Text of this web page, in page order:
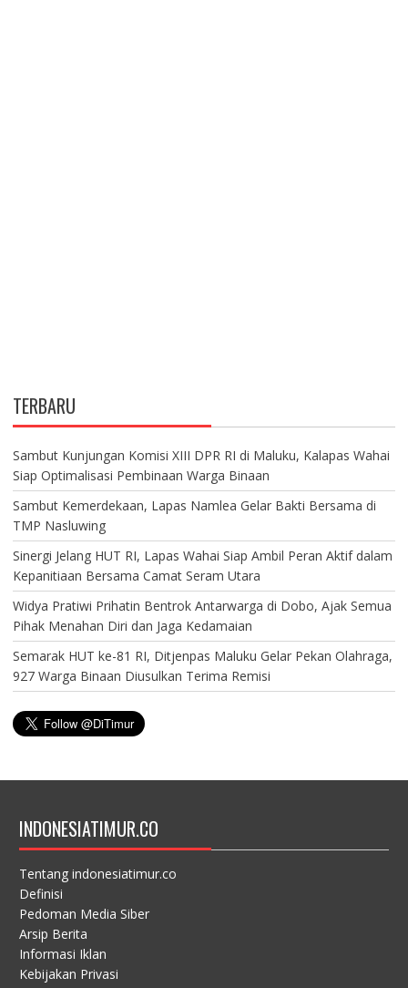
TERBARU
Sambut Kunjungan Komisi XIII DPR RI di Maluku, Kalapas Wahai
Siap Optimalisasi Pembinaan Warga Binaan
Sambut Kemerdekaan, Lapas Namlea Gelar Bakti Bersama di
TMP Nasluwing
Sinergi Jelang HUT RI, Lapas Wahai Siap Ambil Peran Aktif dalam
Kepanitiaan Bersama Camat Seram Utara
Widya Pratiwi Prihatin Bentrok Antarwarga di Dobo, Ajak Semua
Pihak Menahan Diri dan Jaga Kedamaian
Semarak HUT ke-81 RI, Ditjenpas Maluku Gelar Pekan Olahraga,
927 Warga Binaan Diusulkan Terima Remisi
INDONESIATIMUR.CO
Tentang indonesiatimur.co
Definisi
Pedoman Media Siber
Arsip Berita
Informasi Iklan
Kebijakan Privasi